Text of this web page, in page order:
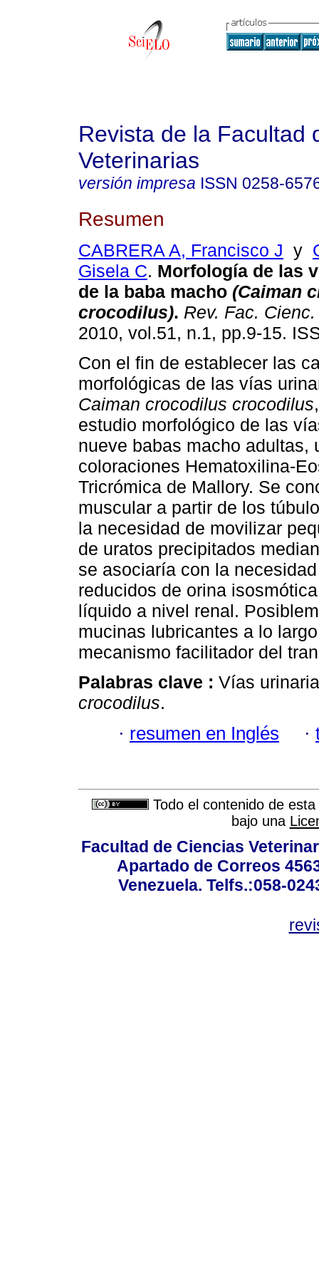
Revista de la Facultad
Veterinarias
versión impresa ISSN 0258-
Resumen
CABRERA A, Francisco J y
Gisela C. Morfología de las
de la baba macho (Caiman
crocodilus). Rev. Fac.
2010, vol.51, n.1, pp.9-15.
Con el fin de establecer las
morfológicas de las vías
Caiman crocodilus crocodilus
estudio morfológico de las
nueve babas macho adultas,
coloraciones Hematoxilina-
Tricrómica de Mallory. Se
muscular a partir de los
la necesidad de movilizar
de uratos precipitados
se asociaría con la
reducidos de orina
líquido a nivel renal.
mucinas lubricantes a lo
mecanismo facilitador del
Palabras clave : Vías
crocodilus.
· resumen en Inglés ·
Todo el contenido de
bajo una
Facultad de Ciencias
Apartado de Correos
Venezuela. Telfs.:058-